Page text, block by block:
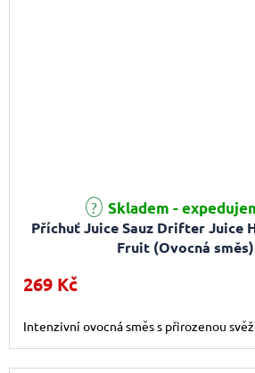
Příchuť Juice Sauz Drifter Juice
Fruit (Ovocná
Skladem -
269 Kč
Intenzivní ovocná směs s přirozenou